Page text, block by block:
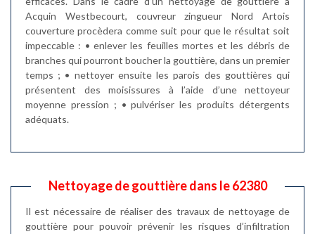
Acquin Westbecourt, couvreur zingueur Nord Artois
couverture procèdera comme suit pour que le résultat soit
impeccable : • enlever les feuilles mortes et les débris de
branches qui pourront boucher la gouttière, dans un premier
temps ; • nettoyer ensuite les parois des gouttières qui
présentent des moisissures à l’aide d’une nettoyeur
moyenne pression ; • pulvériser les produits détergents
adéquats.
Nettoyage de gouttière dans le 62380
Il est nécessaire de réaliser des travaux de nettoyage de
gouttière pour pouvoir prévenir les risques d’infiltration